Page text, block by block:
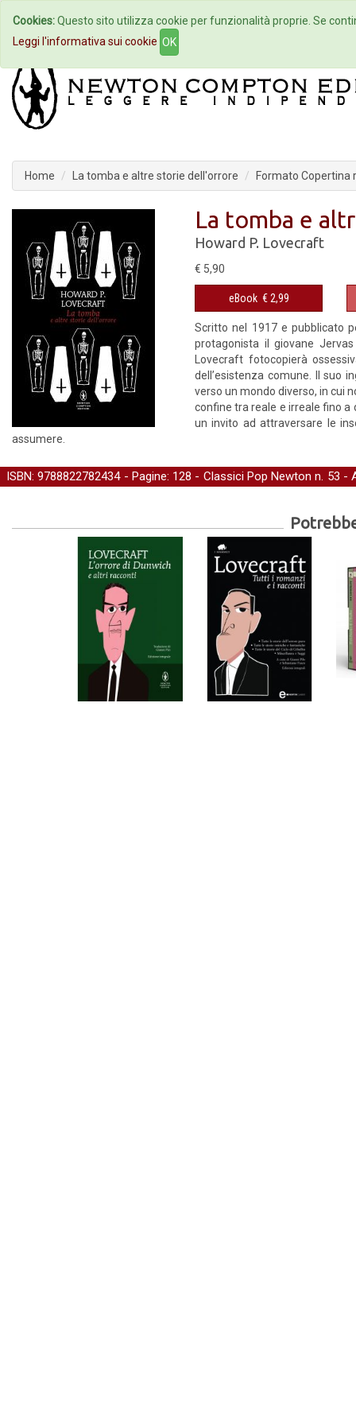
Home Autori Eventi
Home La tomba e altre storie dell'orrore Formato Copertina
La tomba e
Howard P. Lovecraft
€ 5,90
eBook € 2,99
Scritto nel 1917 e pubblicato
protagonista il giovane
Lovecraft fotocopierà
dell’esistenza comune. Il suo
verso un mondo diverso, in cui
confine tra reale e irreale fino a
un invito ad attraversare le
assumere.
ISBN: 9788822782434 - Pagine: 128 - Classici Pop Newton n. 53 -
Cookies:Questo sito utilizza cookie per funzionalità proprie. Se
Leggi l'informativa sui cookie OK